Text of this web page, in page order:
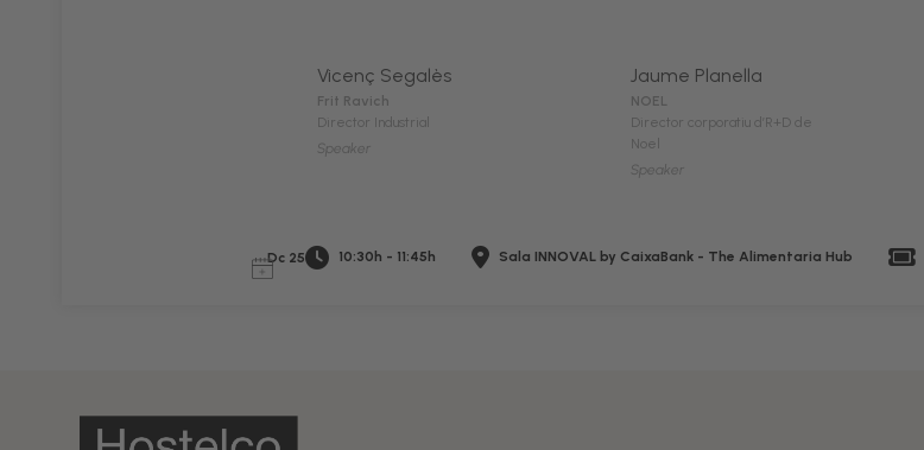
Vicenç Segalès
Frit Ravich
Director Industrial
Speaker
Jaume Planella
NOEL
Director corporatiu d’R+D de
Noel
Speaker
Dc 25 10:30h - 11:45h Sala INNOVAL by CaixaBank - The Alimentaria Hub